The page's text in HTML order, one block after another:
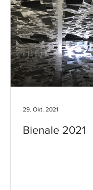
Bienale 2021
29. Okt. 2021